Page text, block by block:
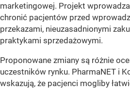
marketingowej. Projekt
chronić pacjentów przed
przekazami, nieuzasadnionymi
praktykami sprzedażowymi.
Proponowane zmiany są różnie
uczestników rynku. PharmaNET i
wskazują, że pacjenci mogliby